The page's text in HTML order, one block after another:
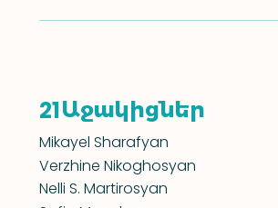
Mikayel Sharafyan
Verzhine Nikoghosyan
Nelli S. Martirosyan
Աջակիցներ
21